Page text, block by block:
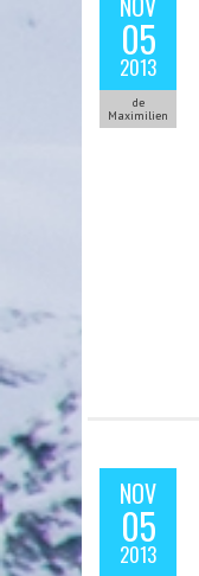
05
2013
de
Maximilien
NOV
05
2013